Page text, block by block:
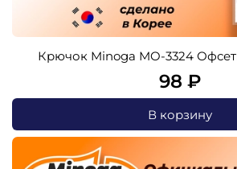
Крючок Minoga MO-3324
98 ₽
В корзину